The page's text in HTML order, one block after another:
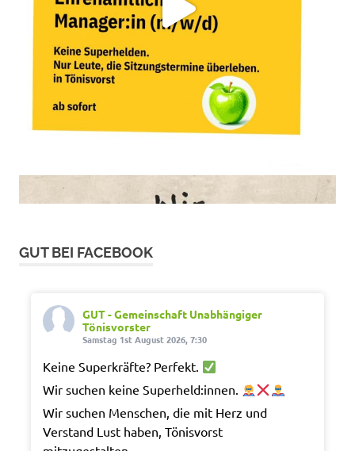
GUT BEI FACEBOOK
GUT - Gemeinschaft Unabhängiger
Tönisvorster
Samstag 1st August 2026, 7:30
Keine Superkräfte? Perfekt.
Wir suchen keine Superheld:innen.
Wir suchen Menschen, die mit Herz und
Verstand Lust haben, Tönisvorst